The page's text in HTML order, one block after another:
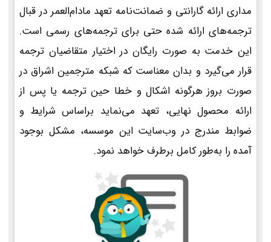
مداری ارائه گارانتی و ضمانت‌نامه تعهد مادام‌العمر در قبال
ترجمه‌های ارائه شده حتی برای ترجمه‌های رسمی است.
این خدمت به صورت رایگان در اختیار متقاضیان ترجمه
قرار می‌گیرد و بدان معناست که شبکه مترجمین اشراق در
صورت بروز هرگونه اشکال و خطا حین ترجمه یا پس از
ارائه محصول نهایی، تعهد می‌نماید براساس شرایط و
ضوابط مندرج در وب‌سایت این موسسه، مشکل بوجود
آمده را به‌طور کامل برطرف خواهد نمود.